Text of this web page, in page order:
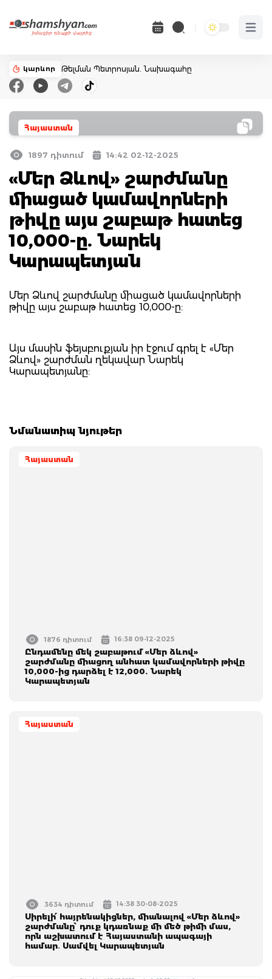
Open
կարևոր Թելման Պետրոսյան. Նախագահը
Հայաստան
1897 դիտում 14:42 02-12-2025
«Մեր Ձևով» շարժմանը
միացած կամավորների
թիվը այս շաբաթ հատեց
10,000-ը. Նարեկ
Կարապետյան
Մեր Ձևով շարժմանը միացած կամավորների
թիվը այս շաբաթ հատեց 10,000-ը:
Այս մասին ֆեյսբուքյան իր էջում գրել է «Մեր
Ձևով» շարժման ղեկավար Նարեկ
Կարապետյանը:
Նմանատիպ նյութեր
Հայաստան
1876 դիտում 16:38 09-12-2025
Ընդամենը մեկ շաբաթում «Մեր ձևով»
շարժմանը միացող անհատ կամավորների թիվը
10,000-ից դարձել է 12,000. Նարեկ
Կարապետյան
Հայաստան
3634 դիտում 14:38 30-08-2025
Սիրելի՛ հայրենակիցներ, միանալով «Մեր ձևով»
շարժմանը՝ դուք կդառնաք մի մեծ թիմի մաս,
որն աշխատում է Հայաստանի ապագայի
համար․ Սամվել Կարապետյան